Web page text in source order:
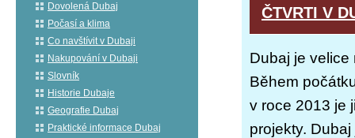
ČTVRTI V
Dubaj je
Během
v roce 2013 je
projekty.
Dovolená Dubaj
Počasí a klima
Co navštívit v Dubaji
Nakupování v Dubaji
Slovník
Historie Dubaje
Geografie Dubaj
Praktické informace Dubaj